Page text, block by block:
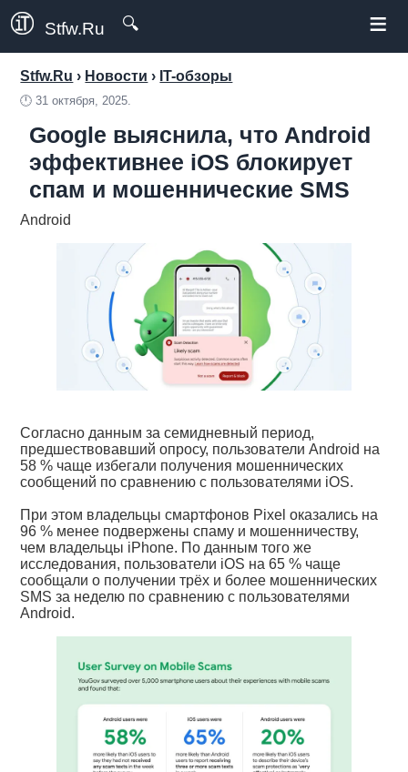
Stfw.Ru 🔍 ≡
Stfw.Ru › Новости › IT-обзоры
🕛31 октября, 2025.
Google выяснила, что Android
эффективнее iOS блокирует
спам и мошеннические SMS
Android
Согласно данным за семидневный период,
предшествовавший опросу, пользователи Android на
58 % чаще избегали получения мошеннических
сообщений по сравнению с пользователями iOS.
При этом владельцы смартфонов Pixel оказались на
96 % менее подвержены спаму и мошенничеству,
чем владельцы iPhone. По данным того же
исследования, пользователи iOS на 65 % чаще
сообщали о получении трёх и более мошеннических
SMS за неделю по сравнению с пользователями
Android.